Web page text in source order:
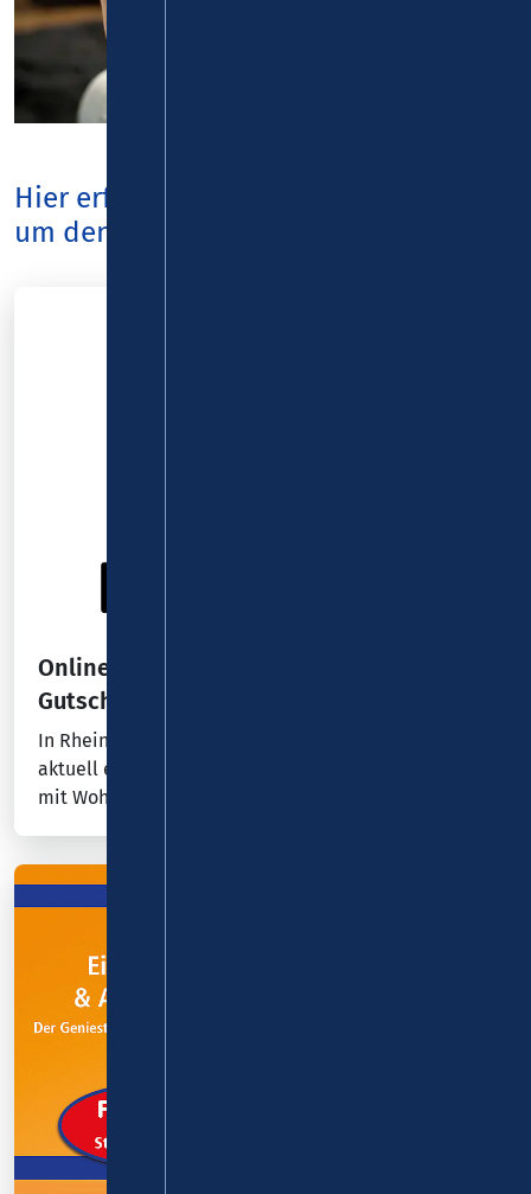
Hier erfahren Sie alle Neuigkeiten rund
um den VRM.
Online-Umfrage: Fragen beantworten und
Gutscheine gewinnen!
In Rheinland-Pfalz und Baden-Württemberg findet
aktuell eine Online-Befragung der D-Ticket-Kunden
mit Wohnsitz in den beiden Bundesländern statt.